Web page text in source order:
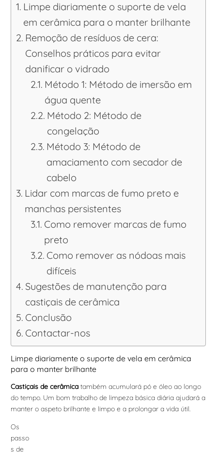
Limpe diariamente o suporte de vela
em cerâmica para o manter brilhante
Remoção de resíduos de cera:
Conselhos práticos para evitar
danificar o vidrado
Método 1: Método de imersão em
água quente
Método 2: Método de
congelação
Método 3: Método de
amaciamento com secador de
cabelo
Lidar com marcas de fumo preto e
manchas persistentes
Como remover marcas de fumo
preto
Como remover as nódoas mais
difíceis
Sugestões de manutenção para
castiçais de cerâmica
Conclusão
Contactar-nos
Limpe diariamente o suporte de vela em cerâmica
para o manter brilhante
Castiçais de cerâmica também acumulará pó e óleo ao longo
do tempo. Um bom trabalho de limpeza básica diária ajudará a
manter o aspeto brilhante e limpo e a prolongar a vida útil.
Os
passo
s de